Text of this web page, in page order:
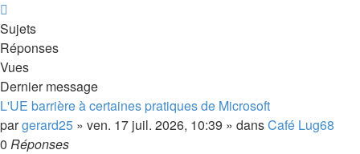
Sujets
Réponses
Vues
Dernier message
L'UE barrière à certaines pratiques de Microsoft
pargerard25 » ven. 17 juil. 2026, 10:39 » dansCafé Lug68
0 Réponses